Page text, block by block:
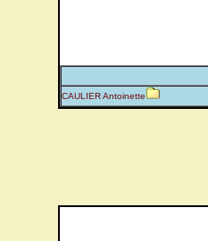
CAULIER Antoinette